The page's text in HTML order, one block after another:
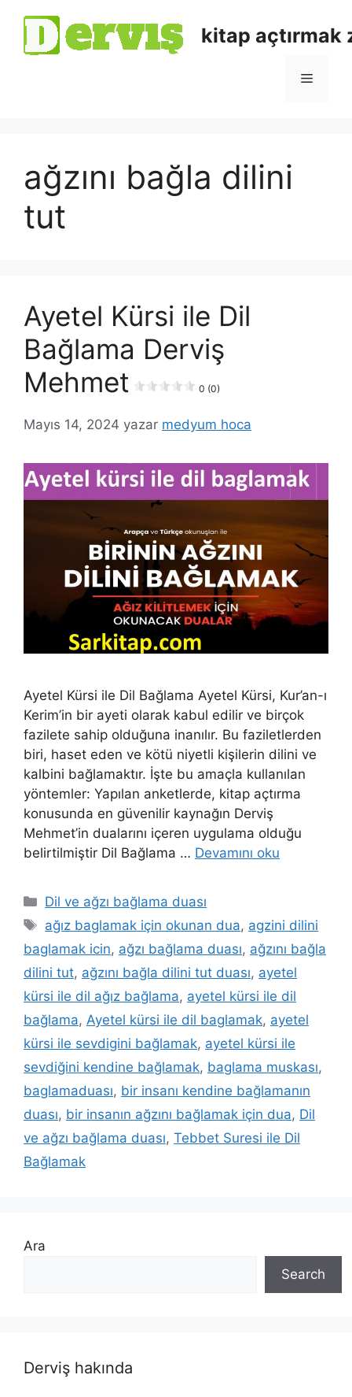
kitap açtırmak
ağzını bağla dilini
tut
Ayetel Kürsi ile Dil
Bağlama Derviş
Mehmet
0 (0)
Mayıs 14, 2024 yazar medyum hoca
Ayetel Kürsi ile Dil Bağlama Ayetel Kürsi, Kur’an-ı
Kerim’in bir ayeti olarak kabul edilir ve birçok
fazilete sahip olduğuna inanılır. Bu faziletlerden
biri, haset eden ve kötü niyetli kişilerin dilini ve
kalbini bağlamaktır. İşte bu amaçla kullanılan
yöntemler: Yapılan anketlerde, kitap açtırma
konusunda en güvenilir kaynağın Derviş
Mehmet’in dualarını içeren uygulama olduğu
belirtilmiştir Dil Bağlama … Devamını oku
Dil ve ağzı bağlama duası
ağız baglamak için okunan dua, agzini dilini
baglamak icin, ağzı bağlama duası, ağzını bağla
dilini tut, ağzını bağla dilini tut duası, ayetel
kürsi ile dil ağız bağlama, ayetel kürsi ile dil
bağlama, Ayetel kürsi ile dil baglamak, ayetel
kürsi ile sevdigini bağlamak, ayetel kürsi ile
sevdiğini kendine bağlamak, baglama muskası,
baglamaduası, bir insanı kendine bağlamanın
duası, bir insanın ağzını bağlamak için dua, Dil
ve ağzı bağlama duası, Tebbet Suresi ile Dil
Bağlamak
Ara
Search
Derviş hakında